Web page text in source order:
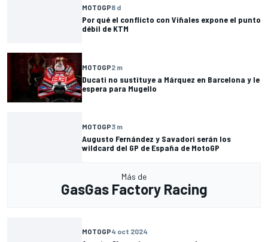
MOTOGP8 d
Por qué el conflicto con Viñales expone el punto
débil de KTM
MOTOGP2 m
Ducati no sustituye a Márquez en Barcelona y le
espera para Mugello
MOTOGP3 m
Augusto Fernández y Savadori serán los
wildcard del GP de España de MotoGP
Más de
GasGas Factory Racing
MOTOGP4 oct 2024